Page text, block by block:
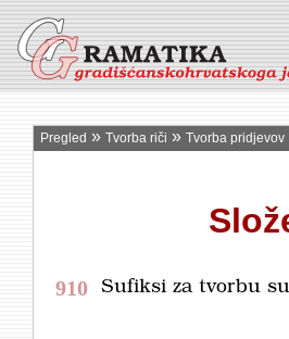
Pregled » Tvorba riči » Tvorba pridjevov
910 Sufiksi za tvorbu